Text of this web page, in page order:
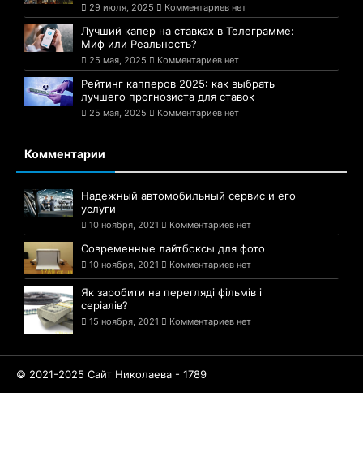
29 июля, 2025 Комментариев нет
Лучший капер на ставках в Телеграмме:
Миф или Реальность?
25 мая, 2025 Комментариев нет
Рейтинг капперов 2025: как выбрать
лучшего прогнозиста для ставок
25 мая, 2025 Комментариев нет
Комментарии
Надежный автомобильный сервис и его
услуги
10 ноября, 2021 Комментариев нет
Современные лайтбоксы для фото
10 ноября, 2021 Комментариев нет
Як заробити на перегляді фільмів і
серіалів?
15 ноября, 2021 Комментариев нет
© 2021-2025 Сайт Николаева - 1789